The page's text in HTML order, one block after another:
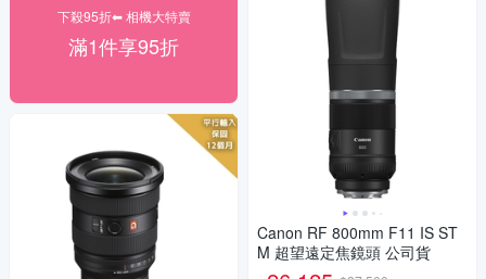
下殺95折⬅︎ 相機大特賣
滿1件享95折
Canon RF 800mm F11 IS ST
M 超望遠定焦鏡頭 公司貨